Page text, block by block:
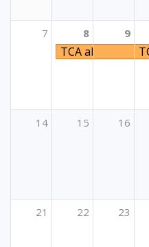
7 8
TCA aktivnost
9
14 15 16
21 22 23